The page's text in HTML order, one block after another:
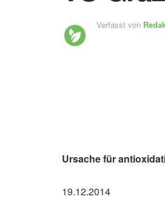
Verfasst von
Ursache für
19.12.2014